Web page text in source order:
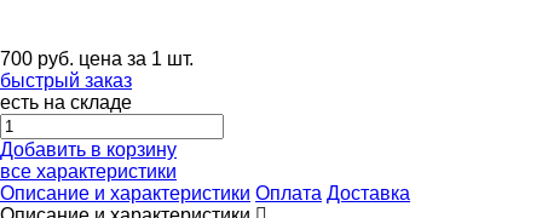
700 руб. цена за 1 шт.
быстрый заказ
есть на складе
Добавить в корзину
все характеристики
Описание и характеристики Оплата Доставка